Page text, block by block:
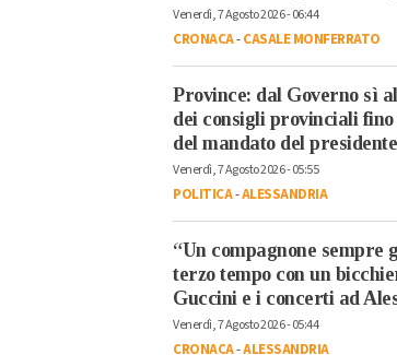
Venerdì, 7 Agosto 2026 - 06:44
CRONACA-CASALE MONFERRATO
Province: dal Governo sì
dei consigli provinciali
del mandato del presidente
Venerdì, 7 Agosto 2026 - 05:55
POLITICA-ALESSANDRIA
“Un compagnone sempre
terzo tempo con un
Guccini e i concerti ad
Venerdì, 7 Agosto 2026 - 05:44
CRONACA-ALESSANDRIA